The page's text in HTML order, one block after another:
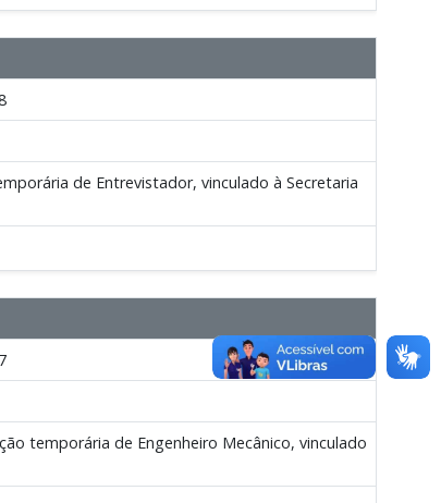
de Entrevistador, vinculado à Secretaria
temporária de Engenheiro Mecânico, vinculado